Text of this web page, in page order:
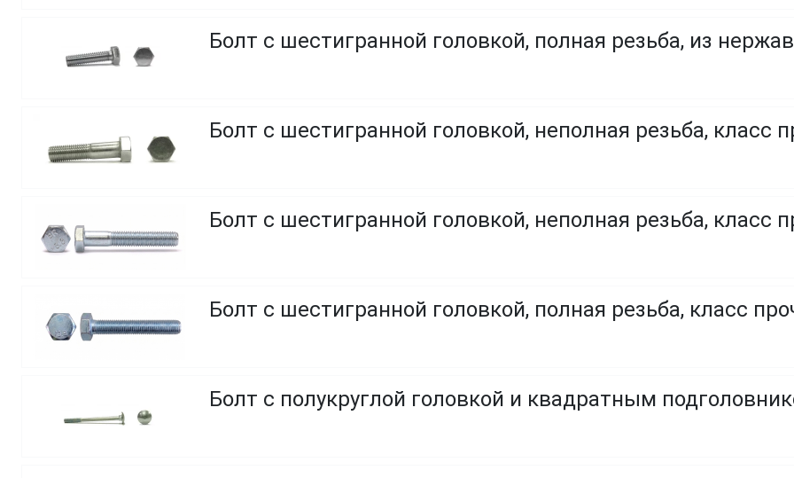
Болт с шестигранной головкой, полная резьба, из
Болт с шестигранной головкой, неполная резьба, класс
Болт с шестигранной головкой, неполная резьба, класс
Болт с шестигранной головкой, полная резьба, класс
Болт с полукруглой головкой и квадратным